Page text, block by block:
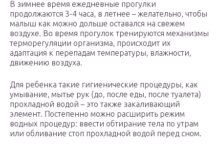
В зимнее время ежедневные прогулки
продолжаются 3-4 часа, в летнее – желательно, чтобы
малыш как можно дольше оставался на свежем
воздухе. Во время прогулок тренируются механизмы
терморегуляции организма, происходит их
адаптация к перепадам температуры, влажности,
движению воздуха.
Для ребенка такие гигиенические процедуры, как
умывание, мытье рук (до, после еды, после туалета)
прохладной водой – это также закаливающий
элемент. Постепенно можно расширить режим
водных процедур: ввести обтирание тела по утрам
или обливание стоп прохладной водой перед сном.